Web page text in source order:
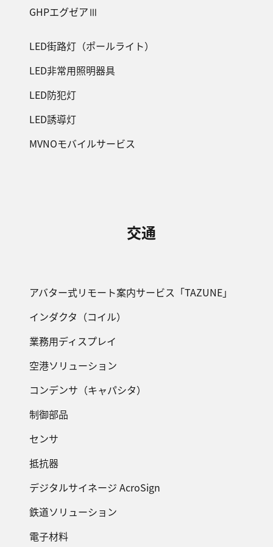
GHPエグゼアⅢ
LED街路灯（ポールライト）
LED非常用照明器具
LED防犯灯
LED誘導灯
MVNOモバイルサービス
交通
アバター式リモート案内サービス「TAZUNE」
インダクタ（コイル）
業務用ディスプレイ
空港ソリューション
コンデンサ（キャパシタ）
制御部品
センサ
抵抗器
デジタルサイネージ AcroSign
鉄道ソリューション
電子材料